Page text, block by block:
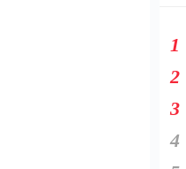
1
2
3
4